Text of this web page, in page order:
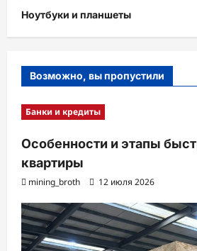
Ноутбуки и планшеты
Возможно, вы пропустили
Банки и кредиты
Особенности и этапы
квартиры
mining_broth 12 июля 2026